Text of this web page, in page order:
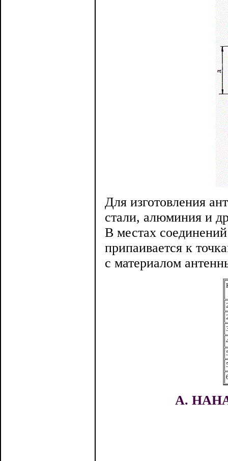
Для изготовления
стали, алюминия и
В местах
припаивается к
с материалом
А.